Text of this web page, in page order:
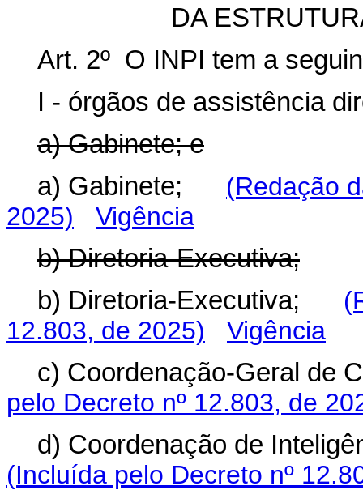
DA
Art. 2º O INPI tem a
I - órgãos de assistência
a) Gabinete; e
a) Gabinete;
(Redação
2025)
Vigência
b) Diretoria-Executiva;
b) Diretoria-Executiva;
12.803, de 2025)
Vigência
c) Coordenação-Geral de
pelo Decreto nº 12.803, de
d) Coordenação de
(Incluída pelo Decreto nº